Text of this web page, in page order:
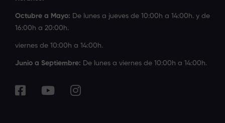
Octubre a Mayo: De lunes a jueves de 10:00h a 14:00h. y de
16:00h a 20:00h.
viernes de 10:00h a 14:00h.
Junio a Septiembre: De lunes a viernes de 10:00h a 14:00h.